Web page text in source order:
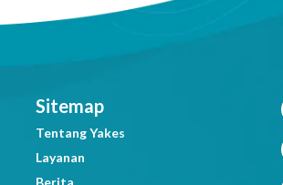
Sitemap
Tentang Yakes
Layanan
Berita